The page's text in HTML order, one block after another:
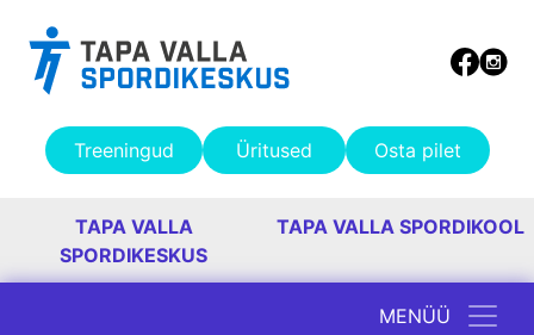
Treeningud Üritused Osta pilet
TAPA VALLA
SPORDIKESKUS
TAPA VALLA SPORDIKOOL
MENÜÜ